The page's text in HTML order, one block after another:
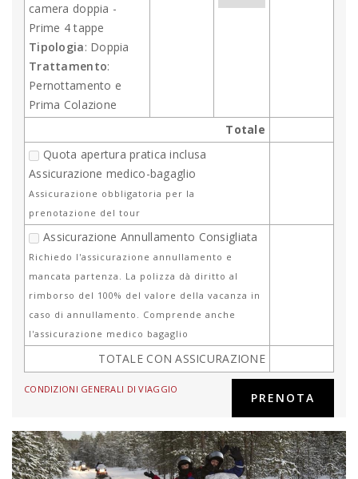
camera doppia -
Prime 4 tappe
Tipologia: Doppia
Trattamento:
Pernottamento e
Prima Colazione
Totale
Quota apertura pratica inclusa
Assicurazione medico-bagaglio
Assicurazione obbligatoria per la
prenotazione del tour
Assicurazione Annullamento Consigliata
Richiedo l'assicurazione annullamento e
mancata partenza. La polizza dà diritto al
rimborso del 100% del valore della vacanza in
caso di annullamento. Comprende anche
l'assicurazione medico bagaglio
TOTALE CON ASSICURAZIONE
CONDIZIONI GENERALI DI VIAGGIO